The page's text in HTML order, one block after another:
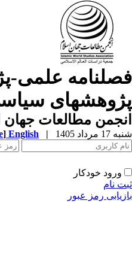
علمی-
مطالعات جهان
مرداد 1405 |
English
]
ورود خودکار
نام
رمز عبور